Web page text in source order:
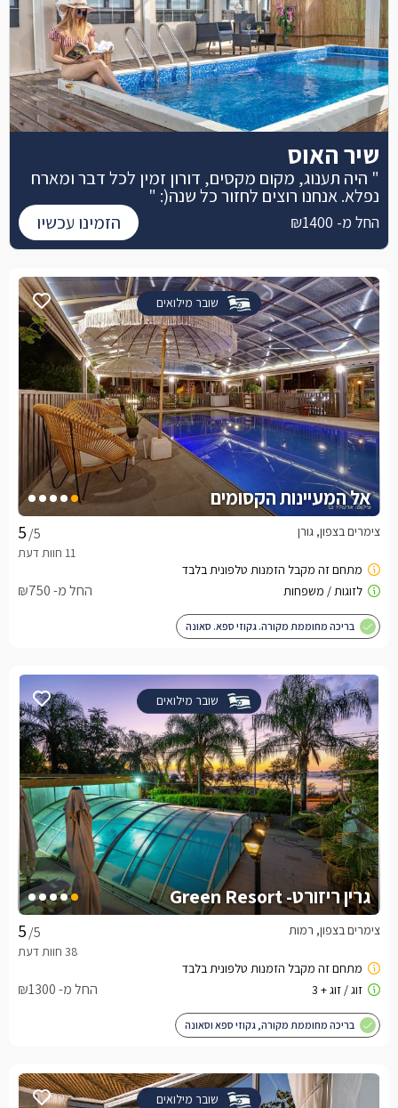
שובר מילואים
אל המעיינות הקסומים
/5 צימרים בצפון, גורן
החל מ- ₪750
בריכה מחוממת מקורה. גקוזי ספא. סאונה
שובר מילואים
גרין ריזורט- Green Resort
/5 צימרים בצפון, רמות
החל מ- ₪1300
בריכה מחוממת מקורה, גקוזי ספא וסאונה
שובר מילואים
שיר האוס
" היה תענוג, מקום מקסים, דורון זמין לכל דבר ומארח
נפלא. אנחנו רוצים לחזור כל שנה(: "
החל מ- ₪1400 הזמינו עכשיו